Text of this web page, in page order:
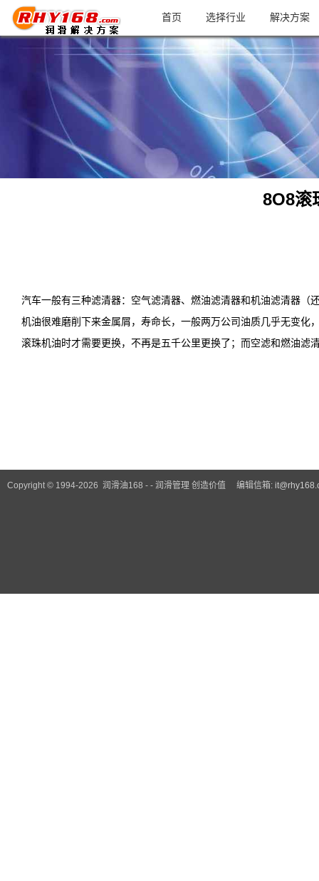
首页 选择行业 解决方案
8O8滚
汽车一般有三种滤清器：空气滤清器、燃油滤清器和机油滤清器（
机油很难磨削下来金属屑，寿命长，一般两万公司油质几乎无变
滚珠机油时才需要更换，不再是五千公里更换了；而空滤和燃油
Copyright © 1994-2026 润滑油168 - - 润滑管理 创造价值 编辑信箱: